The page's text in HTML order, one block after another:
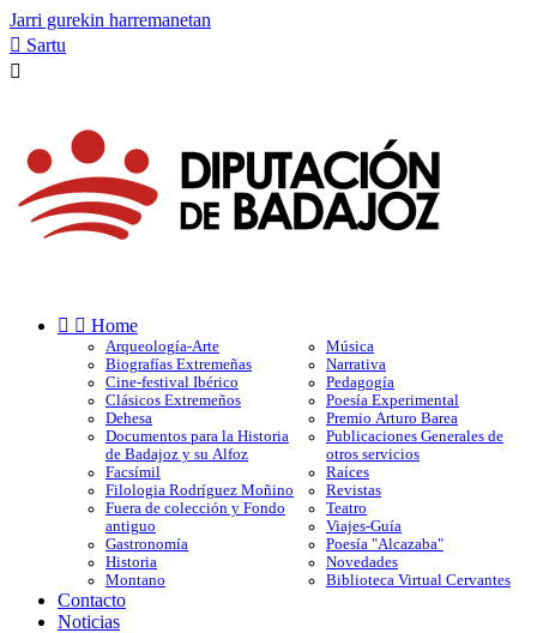
Jarri gurekin harremanetan
 Sartu

  Home
Arqueología-Arte
Biografías Extremeñas
Cine-festival Ibérico
Clásicos Extremeños
Dehesa
Documentos para la Historia
de Badajoz y su Alfoz
Facsímil
Filologia Rodríguez Moñino
Fuera de colección y Fondo
antiguo
Gastronomía
Historia
Montano
Música
Narrativa
Pedagogía
Poesía Experimental
Premio Arturo Barea
Publicaciones Generales de
otros servicios
Raíces
Revistas
Teatro
Viajes-Guía
Poesía "Alcazaba"
Novedades
Biblioteca Virtual Cervantes
Contacto
Noticias